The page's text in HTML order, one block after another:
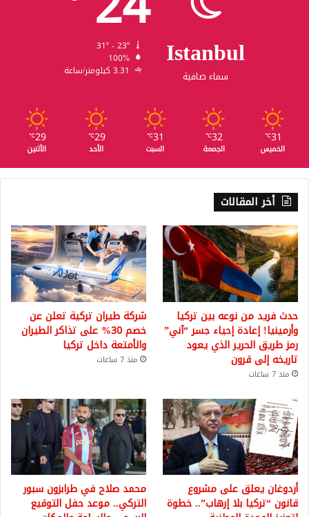
Istanbul
سماء صافية
100%
3.31 كيلومتر/ساعة
31
℃
الخميس
32
℃
الجمعة
31
℃
السبت
29
℃
الأحد
29
℃
الأثنين
أخر المقالات
حدث فريد من نوعه بين تركيا
وأرمينيا! إعادة إحياء جسر “آني”
رمز طريق الحرير الذي يعود
تاريخه إلى قرون
منذ 7 ساعات
شركة طيران تركية تعلن عن
خصم 30% على تذاكر الطيران
والأمتعة داخل تركيا
منذ 7 ساعات
أردوغان يعلق على مشروع
قانون “تركيا بلا إرهاب”.. خطوة
محمد صلاح في طرابزون سبور
التركي.. موعد حفل التوقيع